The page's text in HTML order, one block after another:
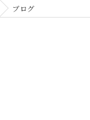
ブログ